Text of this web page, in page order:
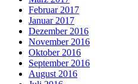
Februar 2017
Januar 2017
Dezember 2016
November 2016
Oktober 2016
September 2016
August 2016